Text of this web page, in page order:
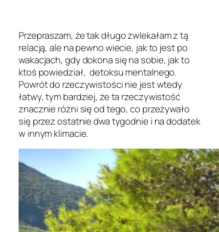
Przepraszam, że tak długo zwlekałam z tą
relacją, ale na pewno wiecie, jak to jest po
wakacjach, gdy dokona się na sobie, jak to
ktoś powiedział, detoksu mentalnego.
Powrót do rzeczywistości nie jest wtedy
łatwy, tym bardziej, że ta rzeczywistość
znacznie różni się od tego, co przeżywało
się przez ostatnie dwa tygodnie i na dodatek
w innym klimacie.